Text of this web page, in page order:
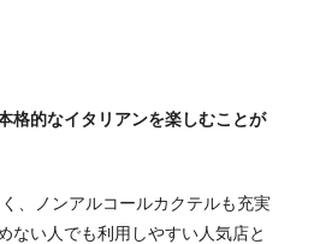
格的なイタリアンを楽しむことが
、ノンアルコールカクテルも充実
ない人でも利用しやすい人気店と